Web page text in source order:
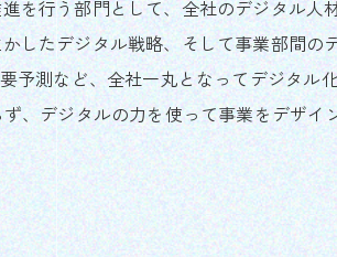
を行う部門として、全社のデジタル人
したデジタル戦略、そして事業部間の
予測など、全社一丸となってデジタル
、デジタルの力を使って事業をデザイ